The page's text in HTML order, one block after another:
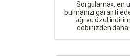
Sorgulamax, en
bulmanızı garanti
ağı ve özel
cebinizden daha